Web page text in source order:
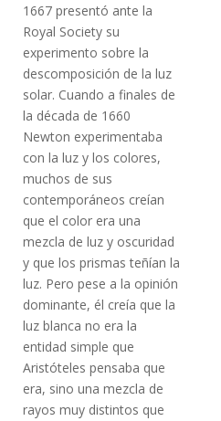
1667 presentó ante la
Royal Society su
experimento sobre la
descomposición de la luz
solar. Cuando a finales de
la década de 1660
Newton experimentaba
con la luz y los colores,
muchos de sus
contemporáneos creían
que el color era una
mezcla de luz y oscuridad
y que los prismas teñían la
luz. Pero pese a la opinión
dominante, él creía que la
luz blanca no era la
entidad simple que
Aristóteles pensaba que
era, sino una mezcla de
rayos muy distintos que